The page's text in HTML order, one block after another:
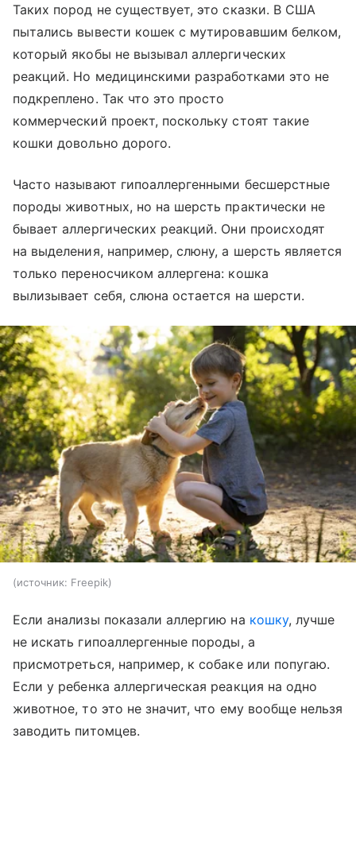
Таких пород не существует, это сказки. В США
пытались вывести кошек с мутировавшим белком,
который якобы не вызывал аллергических
реакций. Но медицинскими разработками это не
подкреплено. Так что это просто
коммерческий проект, поскольку стоят такие
кошки довольно дорого.
Часто называют гипоаллергенными бесшерстные
породы животных, но на шерсть практически не
бывает аллергических реакций. Они происходят
на выделения, например, слюну, а шерсть является
только переносчиком аллергена: кошка
вылизывает себя, слюна остается на шерсти.
источник: Freepik
Если анализы показали аллергию на кошку, лучше
не искать гипоаллергенные породы, а
присмотреться, например, к собаке или попугаю.
Если у ребенка аллергическая реакция на одно
животное, то это не значит, что ему вообще нельзя
заводить питомцев.